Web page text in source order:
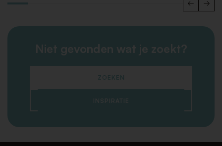
Niet gevonden wat je zoekt?
ZOEKEN
INSPIRATIE